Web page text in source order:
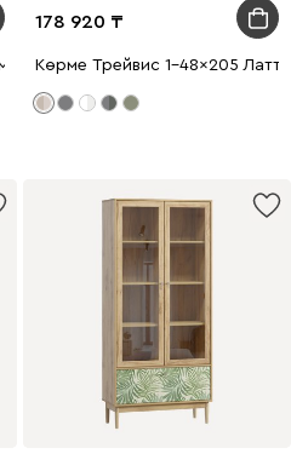
Латте
178 920
Көрме Трейвис 1-48x205 Латте